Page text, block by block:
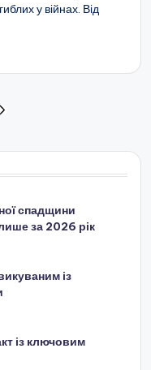
у війнах. Від
спадщини
за 2026 рік
із
із ключовим